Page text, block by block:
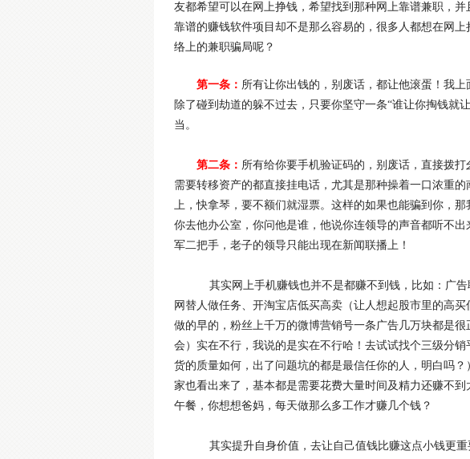
友都希望可以在网上挣钱，希望找到那种网上靠谱兼职，
靠谱的赚钱软件项目却不是那么容易的，很多人都想在网
络上的兼职骗局呢？
第一条： 所有让你出钱的，别废话，都让他滚蛋！我
除了碰到劫道的躲不过去，只要你坚守一条“谁让你掏钱就
当。
第二条： 所有给你要手机验证码的，别废话，直接拨
需要转移资产的都直接挂电话，尤其是那种操着一口浓重
上，快拿琴，要不额们就湿票。这样的如果也能骗到你，
你去他办公室，你问他是谁，他说你连领导的声音都听不
军二把手，老子的领导只能出现在新闻联播上！
其实网上手机赚钱也并不是都赚不到钱，比如：广
网替人做任务、开淘宝店低买高卖（让人想起股市里的高
做的早的，粉丝上千万的微博营销号一条广告几万块都是
会）实在不行，我说的是实在不行哈！去试试找个三级分
货的质量如何，出了问题坑的都是最信任你的人，明白吗
家也看出来了，基本都是需要花费大量时间及精力还赚不
午餐，你想想爸妈，每天做那么多工作才赚几个钱？
其实提升自身价值，去让自己值钱比赚这点小钱更